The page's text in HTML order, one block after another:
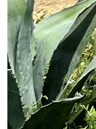
À l'extérieur, profitez
grand jardin clos de 1
Diagnostics en cours.
Les informations sur
exposé sont disponibles
www.géorisque.gouv.fr
** €216 275 honoraires inclus
TTC à la charge de l'acquéreur